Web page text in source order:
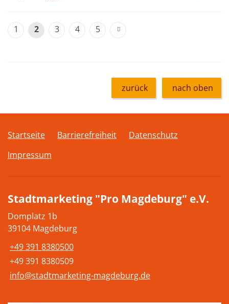
1 2 3 4 5
zurück nach oben
Startseite Barrierefreiheit
Datenschutz
Impressum
Stadtmarketing "Pro Magdeburg" e.V.
Domplatz 1b
39104 Magdeburg
+49 391 8380500
+49 391 8380509
info@stadtmarketing-magdeburg.de